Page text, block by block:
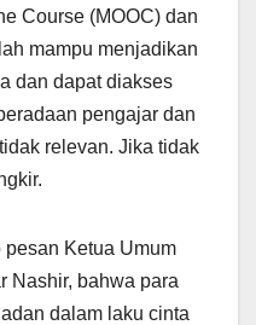
Course (MOOC) dan
mampu menjadikan
dan dapat diakses
pengajar dan
relevan. Jika tidak
Ketua Umum
Nashir, bahwa para
dalam laku cinta